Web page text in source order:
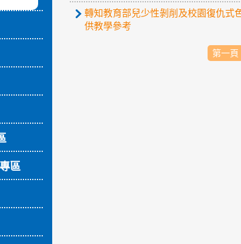
區
轉知教育部兒少性剝削及校園復仇式
供教學參考
第一頁